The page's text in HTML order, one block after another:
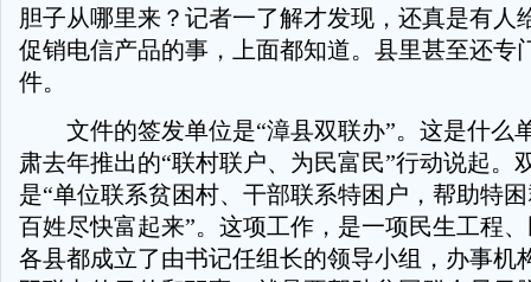
胆子从哪里来？记者一了解才发现，还真是有人
促销电信产品的事，上面都知道。县里甚至还专
件。
文件的签发单位是“漳县双联办”。这是什么
肃去年推出的“联村联户、为民富民”行动说起。
是“单位联系贫困村、干部联系特困户，帮助特
百姓尽快富起来”。这项工作，是一项民生工程
各县都成立了由书记任组长的领导小组，办事机